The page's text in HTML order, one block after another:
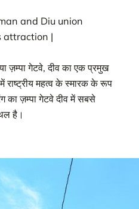
ज़म्पा गेटवे, दीव का एक प्रमुख
महत्व के स्मारक के रूप
का ज़म्पा गेटवे दीव में सबसे
है।